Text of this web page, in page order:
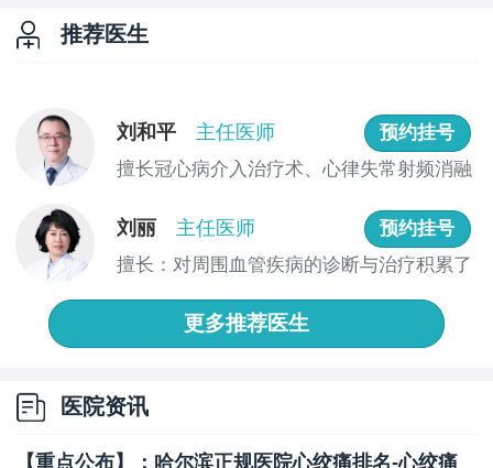
行改善。每天的作息尽量要规律一些，注意生活的细
化的风险。
每天要适当的睡午觉，大概可以睡半个小时的午
能的。人在睡了午觉之后应该要缓慢的起来，不能猛的
起来，猛起来，可能会让人体的心率和心压保持比较大
的波动，经常猛的起床，可能会让人身体出现非常大的
不适，比如头晕、呕吐等等。
伤害，而且还会让心肌缺血的问题变得更加的严重，可
推荐医生
刘和平 主任医师
预约挂号
擅长冠心病介入治疗术、心律失常射频消融
刘丽 主任医师
预约挂号
擅长：对周围血管疾病的诊断与治疗积累了
更多推荐医生
医院资讯
【重点公布】：哈尔滨正规医院心绞痛排名-心绞痛